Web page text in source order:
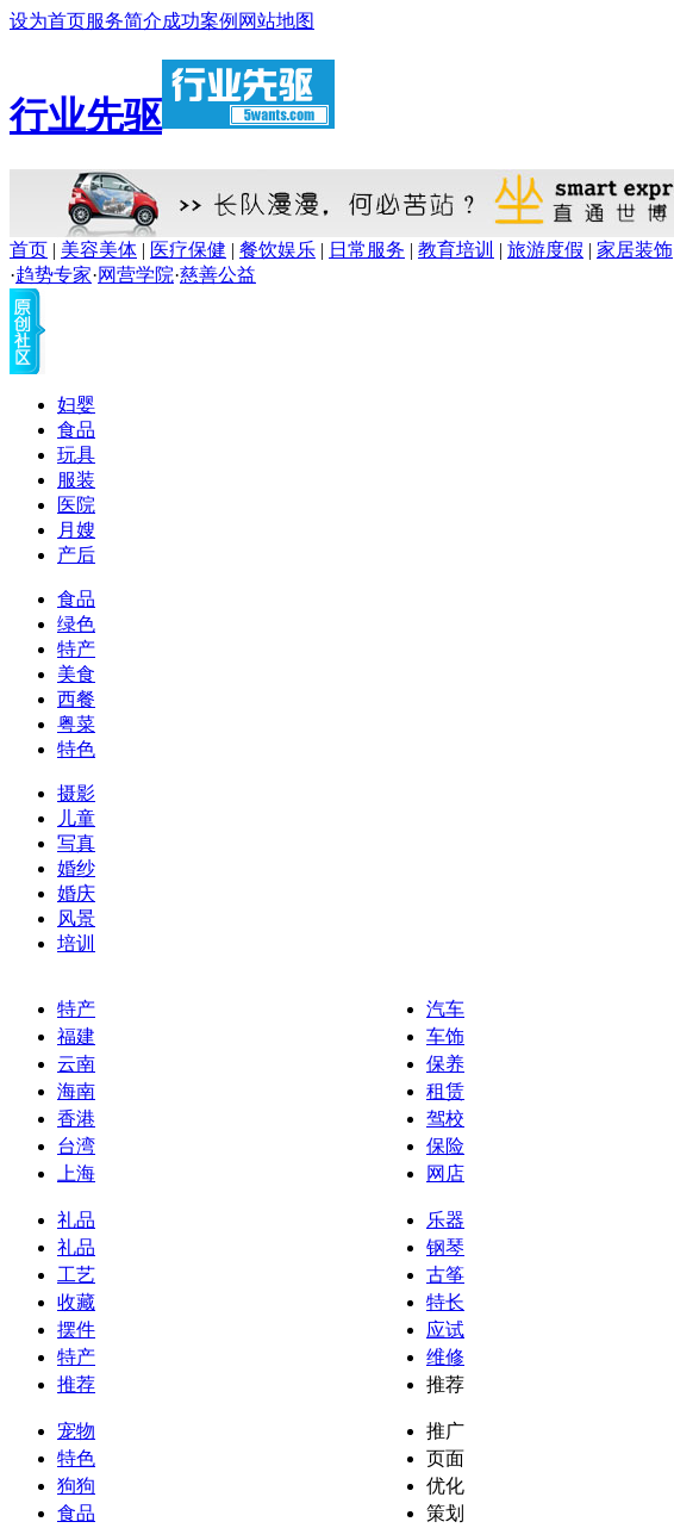
设为首页服务简介成功案例 网站地图
行业先驱
首页 | 美容美体 | 医疗保健 | 餐饮娱乐 | 日常服务 | 教育培训 | 旅游度假 | 家居装饰
·趋势专家·网营学院·慈善公益
妇婴
食品
玩具
服装
医院
月嫂
产后
食品
绿色
特产
美食
西餐
粤菜
特色
摄影
儿童
写真
婚纱
婚庆
风景
培训
特产
福建
云南
海南
香港
台湾
上海
礼品
礼品
工艺
收藏
摆件
特产
推荐
宠物
特色
狗狗
食品
汽车
车饰
保养
租赁
驾校
保险
网店
乐器
钢琴
古筝
特长
应试
维修
推荐
推广
页面
优化
策划